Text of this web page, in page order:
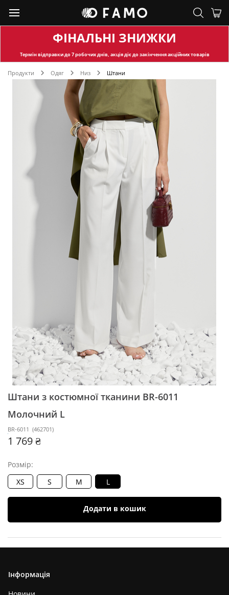
ФІНАЛЬНІ ЗНИЖКИ
Термін відправкидо 7 робочих днів, акція діє до закінчення акційних товарів
Продукти Одяг Низ Штани
Штани з костюмної тканини BR-6011
Молочний L
BR-6011 (462701)
1 769 ₴
Розмір:
XS
S M L
Додати в кошик
Характеристики
Опис товару
Відгуки (
Інформація